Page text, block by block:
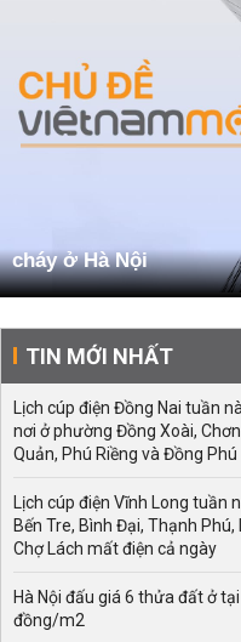
cháy ở Hà Nội
TIN MỚI NHẤT
Lịch cúp điện Đồng Nai tuần
nơi ở phường Đồng Xoài,
Quản, Phú Riềng và Đồng Phú
Lịch cúp điện Vĩnh Long tuần
Bến Tre, Bình Đại, Thạnh
Chợ Lách mất điện cả ngày
Hà Nội đấu giá 6 thửa đất ở
đồng/m2